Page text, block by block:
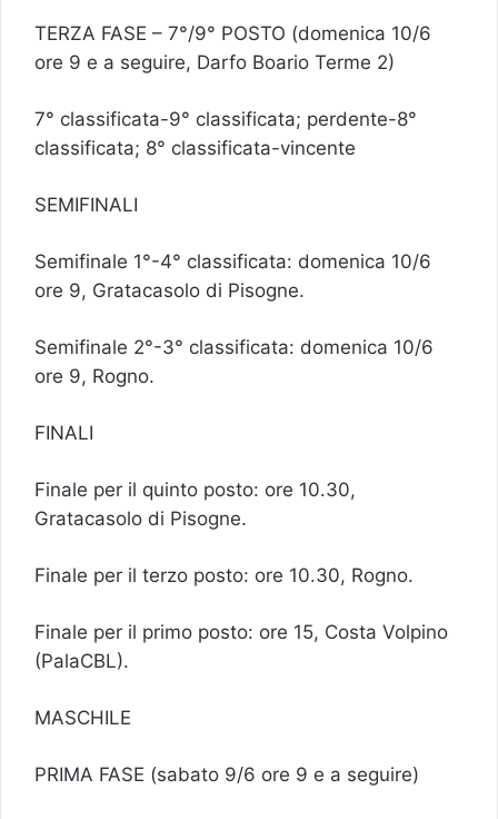
TERZA FASE – 7°/9° POSTO (domenica 10/6
ore 9 e a seguire, Darfo Boario Terme 2)
7° classificata-9° classificata; perdente-8°
classificata; 8° classificata-vincente
SEMIFINALI
Semifinale 1°-4° classificata: domenica 10/6
ore 9, Gratacasolo di Pisogne.
Semifinale 2°-3° classificata: domenica 10/6
ore 9, Rogno.
FINALI
Finale per il quinto posto: ore 10.30,
Gratacasolo di Pisogne.
Finale per il terzo posto: ore 10.30, Rogno.
Finale per il primo posto: ore 15, Costa Volpino
(PalaCBL).
MASCHILE
PRIMA FASE (sabato 9/6 ore 9 e a seguire)